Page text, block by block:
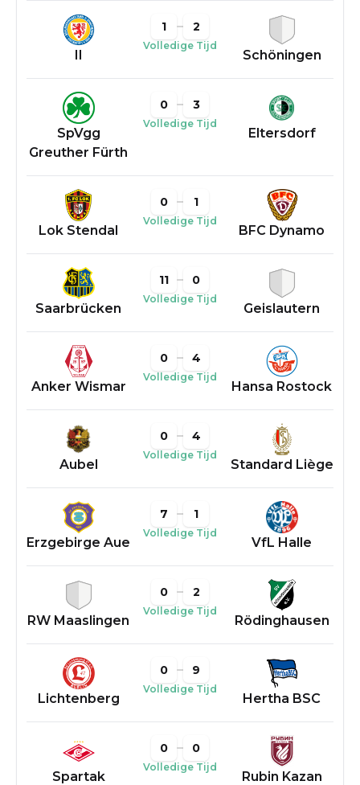
II
1 2
Volledige Tijd
Schöningen
SpVgg
Greuther Fürth
0 3
Volledige Tijd
Eltersdorf
Lok Stendal
0 1
Volledige Tijd
BFC Dynamo
Saarbrücken
11 0
Volledige Tijd
Geislautern
Anker Wismar
0 4
Volledige Tijd
Hansa Rostock
Aubel
0 4
Volledige Tijd
Standard Liège
Erzgebirge Aue
7 1
Volledige Tijd
VfL Halle
RW Maaslingen
0 2
Volledige Tijd
Rödinghausen
Lichtenberg
0 9
Volledige Tijd
Hertha BSC
Spartak
0 0
Volledige Tijd
Rubin Kazan